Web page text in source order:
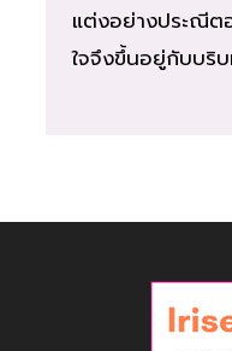
แต่งอย่างประณีต
ใจจึงขึ้นอยู่กับบริ